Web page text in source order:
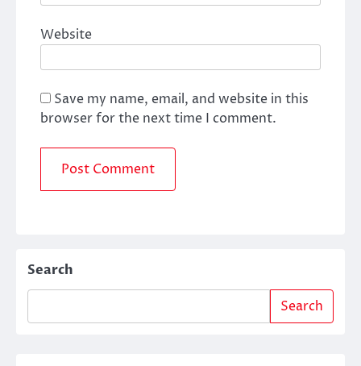
Website
Save my name, email, and website in this
browser for the next time I comment.
Search
Search